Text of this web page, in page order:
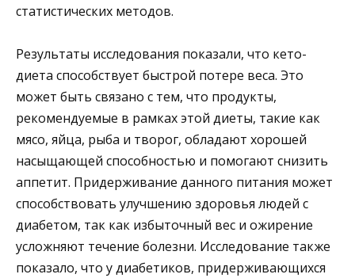
статистических методов.
Результаты исследования показали, что кето-
диета способствует быстрой потере веса. Это
может быть связано с тем, что продукты,
рекомендуемые в рамках этой диеты, такие как
мясо, яйца, рыба и творог, обладают хорошей
насыщающей способностью и помогают снизить
аппетит. Придерживание данного питания может
способствовать улучшению здоровья людей с
диабетом, так как избыточный вес и ожирение
усложняют течение болезни. Исследование также
показало, что у диабетиков, придерживающихся